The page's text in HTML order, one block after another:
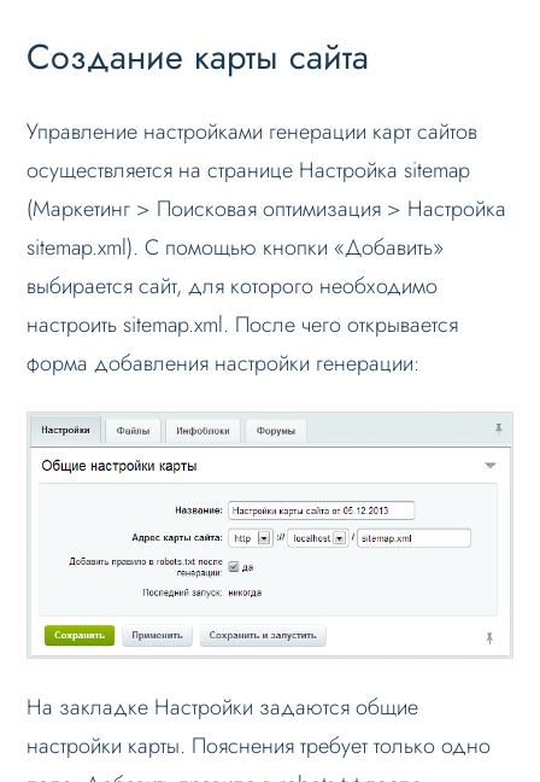
Sitemap.xml для регионов
Настройка robots.txt
Решение проблем
Меню сайта
Блоки / секции сайта
Личный кабинет
Формы и коммуникации
SEO и оптимизация
Лендинги и посадочные страницы
Проблемы и решения
Веб-разработчикам
Вопрос-ответ
Создание карты сайта
Управление настройками генерации карт сайтов
осуществляется на странице Настройка sitemap
(Маркетинг > Поисковая оптимизация > Настройка
sitemap.xml). С помощью кнопки «Добавить»
выбирается сайт, для которого необходимо
настроить sitemap.xml. После чего открывается
форма добавления настройки генерации:
На закладке Настройки задаются общие
настройки карты. Пояснения требует только одно